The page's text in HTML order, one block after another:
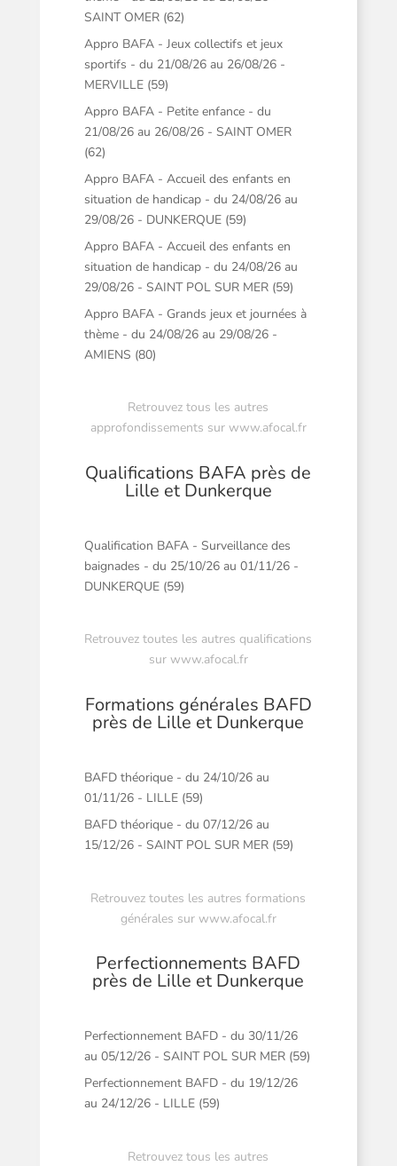
SAINT OMER (62)
Appro BAFA - Jeux collectifs et jeux
sportifs - du 21/08/26 au 26/08/26 -
MERVILLE (59)
Appro BAFA - Petite enfance - du
21/08/26 au 26/08/26 - SAINT OMER
(62)
Appro BAFA - Accueil des enfants en
situation de handicap - du 24/08/26 au
29/08/26 - DUNKERQUE (59)
Appro BAFA - Accueil des enfants en
situation de handicap - du 24/08/26 au
29/08/26 - SAINT POL SUR MER (59)
Appro BAFA - Grands jeux et journées à
thème - du 24/08/26 au 29/08/26 -
AMIENS (80)
Retrouvez tous les autres
approfondissements sur www.afocal.fr
Qualifications BAFA près de
Lille et Dunkerque
Qualification BAFA - Surveillance des
baignades - du 25/10/26 au 01/11/26 -
DUNKERQUE (59)
Retrouvez toutes les autres qualifications
sur www.afocal.fr
Formations générales BAFD
près de Lille et Dunkerque
BAFD théorique - du 24/10/26 au
01/11/26 - LILLE (59)
BAFD théorique - du 07/12/26 au
15/12/26 - SAINT POL SUR MER (59)
Retrouvez toutes les autres formations
générales sur www.afocal.fr
Perfectionnements BAFD
près de Lille et Dunkerque
Perfectionnement BAFD - du 30/11/26
au 05/12/26 - SAINT POL SUR MER (59)
Perfectionnement BAFD - du 19/12/26
au 24/12/26 - LILLE (59)
Retrouvez tous les autres